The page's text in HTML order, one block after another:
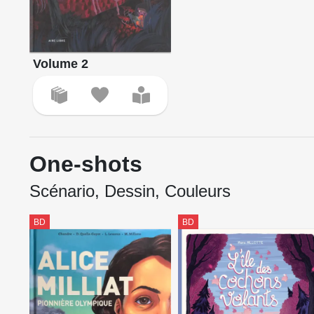
Volume 2
One-shots
Scénario, Dessin, Couleurs
BD BD